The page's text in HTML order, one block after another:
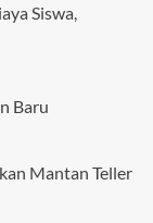
Siswa,
Baru
Mantan Teller